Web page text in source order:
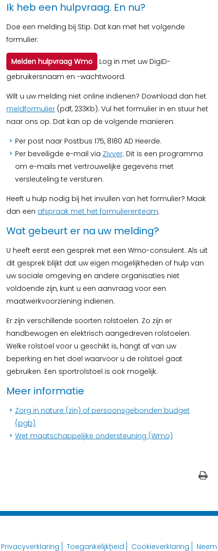
Ik heb een hulpvraag. En nu?
Doe een melding bij Stip. Dat kan met het volgende
formulier:
Melden hulpvraag Wmo
Log in met uw DigiD-
gebruikersnaam en -wachtwoord.
Wilt u uw melding niet online indienen? Download dan het
meldformulier (pdf, 233Kb). Vul het formulier in en stuur het
naar ons op. Dat kan op de volgende manieren:
Per post naar Postbus 175, 8180 AD Heerde.
Per beveiligde e-mail via Zivver. Dit is een programma
om e-mails met vertrouwelijke gegevens met
versleuteling te versturen.
Heeft u hulp nodig bij het invullen van het formulier? Maak
dan een afspraak met het formulierenteam.
Wat gebeurt er na uw melding?
U heeft eerst een gesprek met een Wmo-consulent. Als uit
dit gesprek blijkt dat uw eigen mogelijkheden of hulp van
uw sociale omgeving en andere organisaties niet
voldoende zijn, kunt u een aanvraag voor een
maatwerkvoorziening indienen.
Er zijn verschillende soorten rolstoelen. Zo zijn er
handbewogen en elektrisch aangedreven rolstoelen.
Welke rolstoel voor u geschikt is, hangt af van uw
beperking en het doel waarvoor u de rolstoel gaat
gebruiken. Een sportrolstoel is ook mogelijk.
Meer informatie
Zorg in nature (zin) of persoonsgebonden budget
(pgb)
Wet maatschappelijke ondersteuning (Wmo)
Privacyverklaring Toegankelijkheid Cookieverklaring Neem